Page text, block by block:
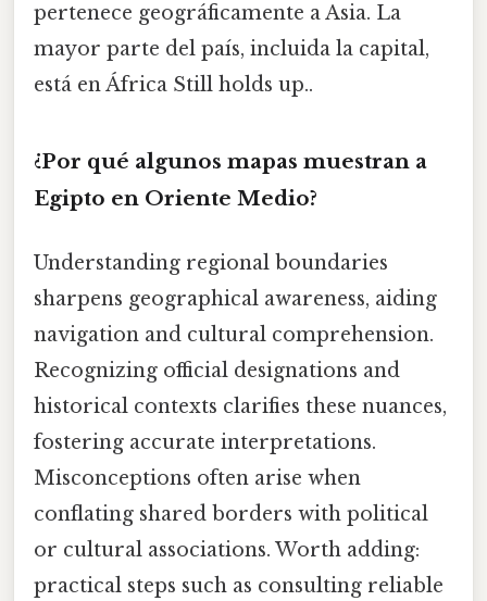
pertenece geográficamente a Asia. La
mayor parte del país, incluida la capital,
está en África Still holds up..
¿Por qué algunos mapas muestran a
Egipto en Oriente Medio?
Understanding regional boundaries
sharpens geographical awareness, aiding
navigation and cultural comprehension.
Recognizing official designations and
historical contexts clarifies these nuances,
fostering accurate interpretations.
Misconceptions often arise when
conflating shared borders with political
or cultural associations. Worth adding:
practical steps such as consulting reliable